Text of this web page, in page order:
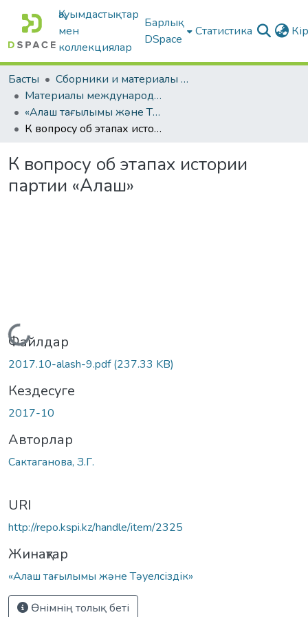
Қауымдастықтар
мен
коллекциялар
Барлық
DSpace
Статистика
Басты
Сборники и материалы конференций
Материалы международных научно-практических конференций
«Алаш тағылымы және Тәуелсіздік»
К вопросу об этапах истории партии «Алаш»
К вопросу об этапах истории
партии «Алаш»
Жүктеу...
Файлдар
2017.10-alash-9.pdf(237.33 KB)
Кездесуге
2017-10
Авторлар
Сактаганова, З.Г.
URI
http://repo.kspi.kz/handle/item/2325
Жинақтар
«Алаш тағылымы және Тәуелсіздік»
Өнімнің толық беті